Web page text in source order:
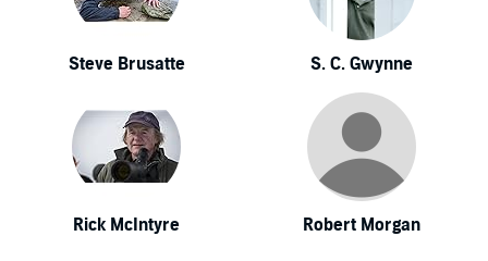
Steve Brusatte S. C. Gwynne
Rick McIntyre Robert Morgan